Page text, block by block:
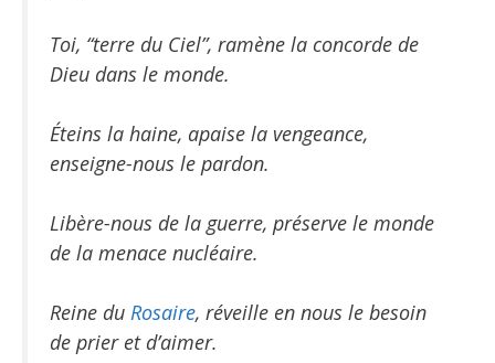
Toi, “terre du Ciel”, ramène la concorde de
Dieu dans le monde.
Éteins la haine, apaise la vengeance,
enseigne-nous le pardon.
Libère-nous de la guerre, préserve le monde
de la menace nucléaire.
Reine du Rosaire, réveille en nous le besoin
de prier et d’aimer.